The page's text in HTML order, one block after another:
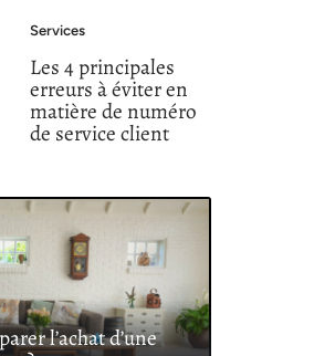
Services
Les 4 principales
erreurs à éviter en
matière de numéro
de service client
l’achat d’une